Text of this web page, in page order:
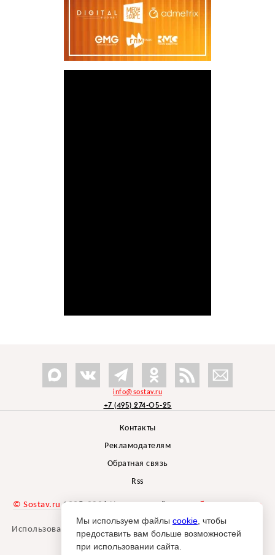
info@sostav.ru
+7 (495) 274-05-25
Контакты
Рекламодателям
Обратная связь
Rss
© Sostav.ru 1998-2026 Независимый проектбрендингового
агентства Depot
Использование материалов Sostav.ru допустимо только при
указании источника.
Мы используем файлы cookie , чтобы
предоставить вам больше возможностей
при использовании сайта.